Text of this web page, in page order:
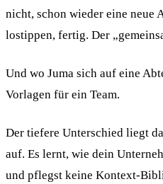
nicht, schon wieder eine neue
lostippen, fertig. Der
Und wo Juma sich auf eine
Vorlagen für ein Team.
Der tiefere Unterschied liegt
auf. Es lernt, wie dein
und pflegst keine Kontext-